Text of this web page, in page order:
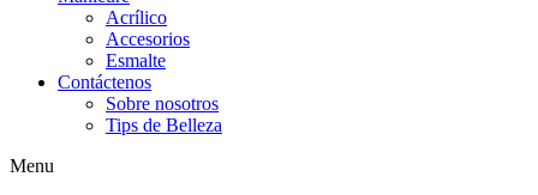
Acrílico
Accesorios
Esmalte
Contáctenos
Sobre nosotros
Tips de Belleza
Menu